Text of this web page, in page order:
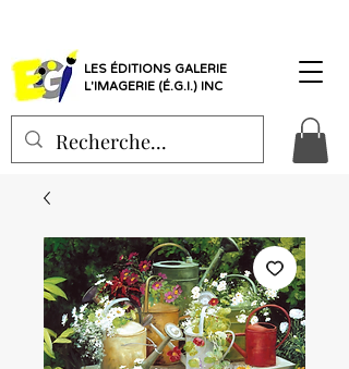
LES ÉDITIONS GALERIE
L'IMAGERIE (É.G.I.) INC